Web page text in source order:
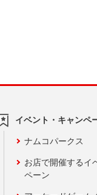
イベント・キャンペ
ナムコパークス
お店で開催するイ
ペーン